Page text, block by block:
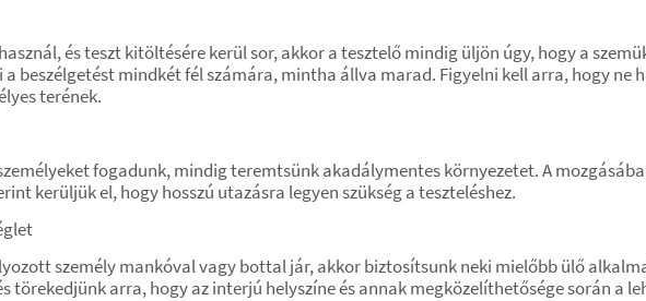
és teszt kitöltésére kerül sor, akkor a tesztelő mindig üljön úgy, hogy a
beszélgetést mindkét fél számára, mintha állva marad. Figyelni kell arra, hogy ne
terének.
fogadunk, mindig teremtsünk akadálymentes környezetet. A
kerüljük el, hogy hosszú utazásra legyen szükség a teszteléshez.
személy mankóval vagy bottal jár, akkor biztosítsunk neki mielőbb ülő
törekedjünk arra, hogy az interjú helyszíne és annak megközelíthetősége során a